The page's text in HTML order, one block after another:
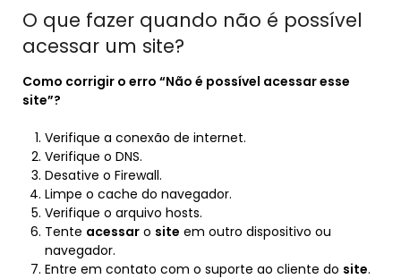
O que fazer quando não é possível
acessar um site?
Como corrigir o erro “Não é possível acessaresse
site”?
Verifique a conexão de internet.
Verifique o DNS.
Desative o Firewall.
Limpe o cache do navegador.
Verifique o arquivo hosts.
Tente acessar o site em outro dispositivo ou
navegador.
Entre em contato com o suporte ao cliente do site.